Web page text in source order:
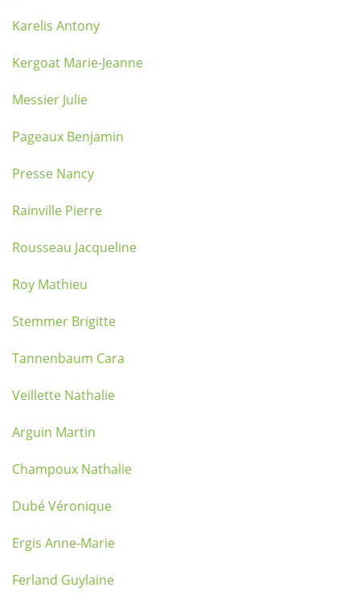
Karelis Antony
Kergoat Marie-Jeanne
Messier Julie
Pageaux Benjamin
Presse Nancy
Rainville Pierre
Rousseau Jacqueline
Roy Mathieu
Stemmer Brigitte
Tannenbaum Cara
Veillette Nathalie
Arguin Martin
Champoux Nathalie
Dubé Véronique
Ergis Anne-Marie
Ferland Guylaine